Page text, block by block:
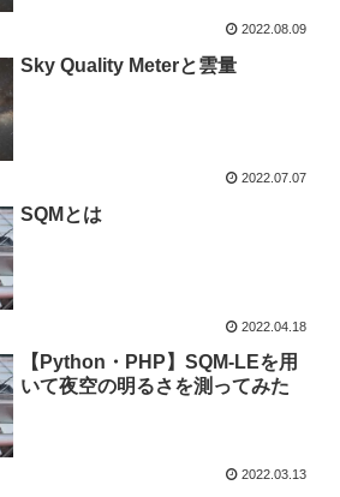
2022.08.09
Sky Quality Meterと雲量
2022.07.07
SQMとは
2022.04.18
【Python・PHP】SQM-LEを用
いて夜空の明るさを測ってみた
2022.03.13